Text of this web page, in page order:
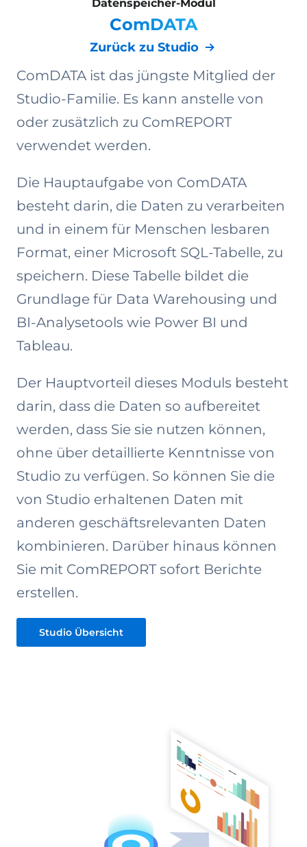
Datenspeicher-Modul
ComDATA
Zurück zu Studio
ComDATA ist das jüngste Mitglied der
Studio-Familie. Es kann anstelle von
oder zusätzlich zu ComREPORT
verwendet werden.
Die Hauptaufgabe von ComDATA
besteht darin, die Daten zu verarbeiten
und in einem für Menschen lesbaren
Format, einer Microsoft SQL-Tabelle, zu
speichern. Diese Tabelle bildet die
Grundlage für Data Warehousing und
BI-Analysetools wie Power BI und
Tableau.
Der Hauptvorteil dieses Moduls besteht
darin, dass die Daten so aufbereitet
werden, dass Sie sie nutzen können,
ohne über detaillierte Kenntnisse von
Studio zu verfügen. So können Sie die
von Studio erhaltenen Daten mit
anderen geschäftsrelevanten Daten
kombinieren. Darüber hinaus können
Sie mit ComREPORT sofort Berichte
erstellen.
Studio Übersicht